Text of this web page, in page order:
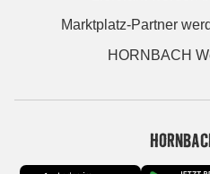
Marktplatz-Partner
HORNBACH